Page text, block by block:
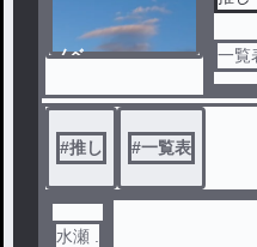
ノベ
一覧
#推し #一覧表
水瀬 .